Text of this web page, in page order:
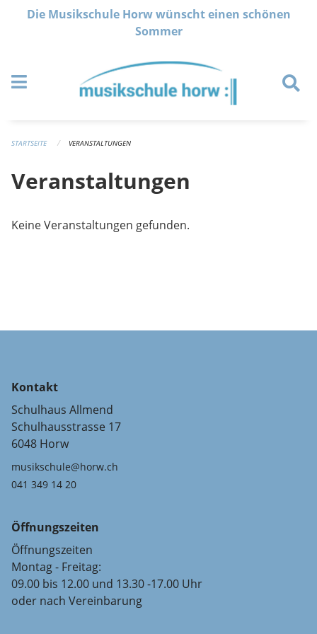
Navigation überspringen
Die Musikschule Horw wünscht einen schönen
Sommer
STARTSEITE VERANSTALTUNGEN
Veranstaltungen
Keine Veranstaltungen gefunden.
Kontakt
Schulhaus Allmend
Schulhausstrasse 17
6048 Horw
musikschule@horw.ch
041 349 14 20
Öffnungszeiten
Öffnungszeiten
Montag - Freitag:
09.00 bis 12.00 und 13.30 -17.00 Uhr
oder nach Vereinbarung